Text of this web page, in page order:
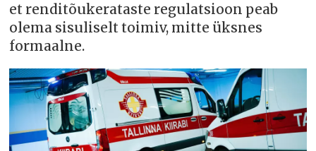
et renditõukerataste regulatsioon peab
olema sisuliselt toimiv, mitte üksnes
formaalne.